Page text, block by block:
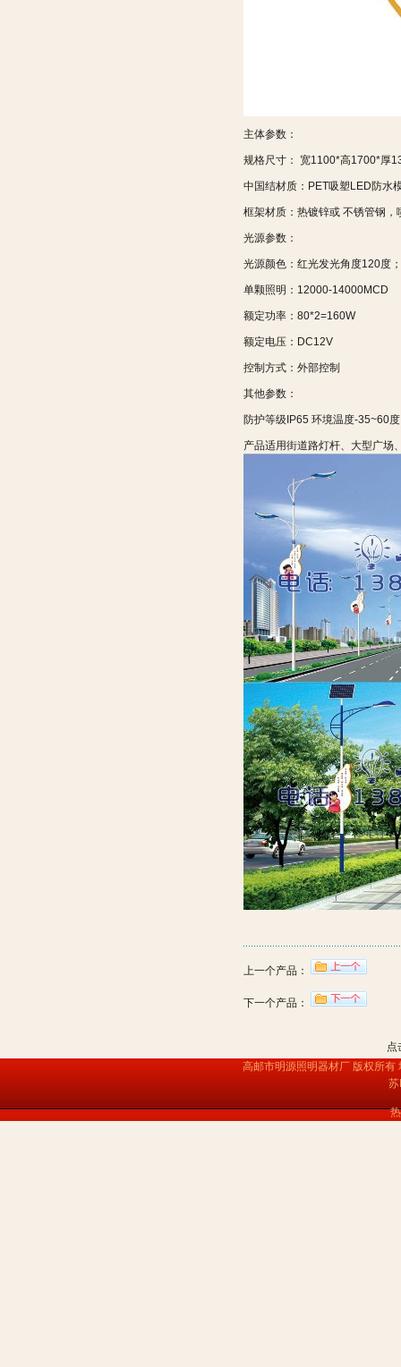
主体参数：
规格尺寸： 宽1100*高1700*厚
中国结材质：PET吸塑LED防水
框架材质：热镀锌或 不锈管钢，
光源参数：
光源颜色：红光发光角度120度
单颗照明：12000-14000MCD
额定功率：80*2=160W
额定电压：DC12V
控制方式：外部控制
其他参数：
防护等级IP65 环境温度-35~60
产品适用街道路灯杆、大型广场
上一个产品：
下一个产品：
点
高邮市明源照明器材厂 版权所